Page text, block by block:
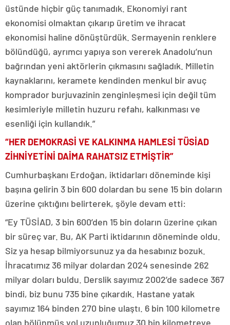
üstünde hiçbir güç tanımadık. Ekonomiyi rant
ekonomisi olmaktan çıkarıp üretim ve ihracat
ekonomisi haline dönüştürdük. Sermayenin renklere
bölündüğü, ayrımcı yapıya son vererek Anadolu’nun
bağrından yeni aktörlerin çıkmasını sağladık. Milletin
kaynaklarını, keramete kendinden menkul bir avuç
komprador burjuvazinin zenginleşmesi için değil tüm
kesimleriyle milletin huzuru refahı, kalkınması ve
esenliği için kullandık.”
“HER DEMOKRASİ VE KALKINMA HAMLESİ TÜSİAD
ZİHNİYETİNİ DAİMA RAHATSIZ ETMİŞTİR”
Cumhurbaşkanı Erdoğan, iktidarları döneminde kişi
başına gelirin 3 bin 600 dolardan bu sene 15 bin doların
üzerine çıktığını belirterek, şöyle devam etti:
“Ey TÜSİAD, 3 bin 600’den 15 bin doların üzerine çıkan
bir süreç var. Bu, AK Parti iktidarının döneminde oldu.
Siz ya hesap bilmiyorsunuz ya da hesabınız bozuk.
İhracatımız 36 milyar dolardan 2024 senesinde 262
milyar doları buldu. Derslik sayımız 2002’de sadece 367
bindi, biz bunu 735 bine çıkardık. Hastane yatak
sayımız 164 binden 270 bine ulaştı. 6 bin 100 kilometre
olan bölünmüş yol uzunluğumuz 30 bin kilometreye